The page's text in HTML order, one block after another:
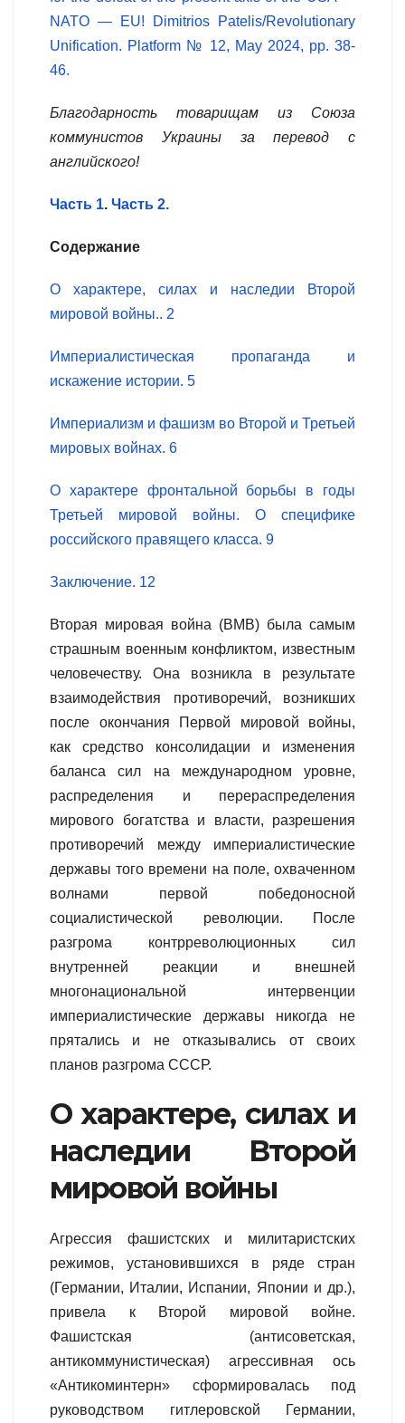
NATO — EU! Dimitrios Patelis/Revolutionary
Unification. Platform № 12, May 2024, pp. 38-
46.
Благодарность товарищам из
Союза
коммунистов
Украины за перевод
с
английского!
Часть 1. Часть 2.
Содержание
О характере, силах и наследии Второй
мировой войны.. 2
Империалистическая пропаганда и
искажение истории. 5
Империализм и фашизм во Второй и Третьей
мировых войнах. 6
О характере фронтальной борьбы в годы
Третьей мировой войны. О специфике
российского правящего класса. 9
Заключение. 12
Вторая мировая война (ВМВ) была самым
страшным военным конфликтом, известным
человечеству. Она возникла в результате
взаимодействия противоречий, возникших
после окончания Первой мировой войны,
как средство консолидации и изменения
баланса сил на международном уровне,
распределения и перераспределения
мирового богатства и власти, разрешения
противоречий между империалистические
державы того времени на поле, охваченном
волнами первой победоносной
социалистической революции. После
разгрома контрреволюционных сил
внутренней реакции и внешней
многонациональной интервенции
империалистические державы никогда не
прятались и не отказывались от своих
планов разгрома СССР.
О характере, силах и
наследии Второй
мировой войны
Агрессия фашистских и милитаристских
режимов, установившихся в ряде стран
(Германии, Италии, Испании, Японии и др.),
привела к Второй мировой войне.
Фашистская (антисоветская,
антикоммунистическая) агрессивная ось
«Антикоминтерн» сформировалась под
руководством гитлеровской Германии,